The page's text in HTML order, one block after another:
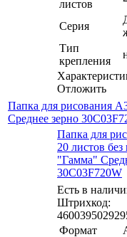
листов
Серия
Тип
крепления
Отложить
Папка для рисования
Среднее зерно
Папка для
20 листов
"Гамма"
30С03F720W
Есть в
Штрихкод:
Формат